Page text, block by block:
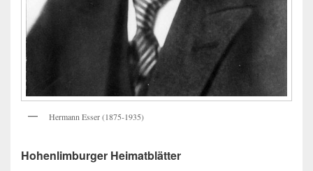
Hermann Esser (1875-1935)
Hohenlimburger Heimatblätter